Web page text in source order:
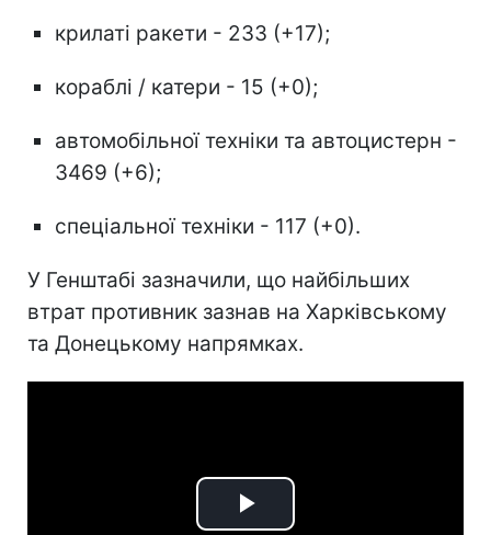
крилаті ракети - 233 (+17);
кораблі / катери - 15 (+0);
автомобільної техніки та автоцистерн -
3469 (+6);
спеціальної техніки - 117 (+0).
У Генштабі зазначили, що найбільших
втрат противник зазнав на Харківському
та Донецькому напрямках.